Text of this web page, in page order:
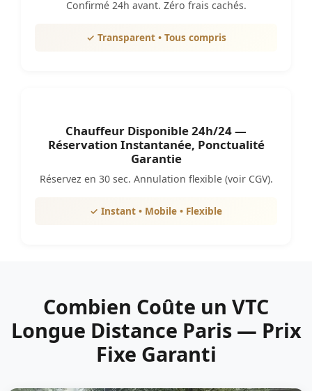
Confirmé 24h avant. Zéro frais cachés.
✓ Transparent • Tous compris
Chauffeur Disponible 24h/24 —
Réservation Instantanée, Ponctualité
Garantie
Réservez en 30 sec. Annulation flexible (voir CGV).
✓ Instant • Mobile • Flexible
Combien Coûte un VTC
Longue Distance Paris — Prix
Fixe Garanti